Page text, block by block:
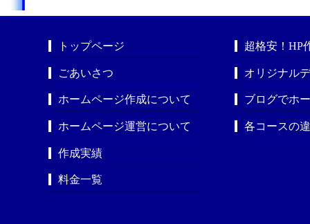
トップページ
ごあいさつ
ホームページ作成について
ホームページ運営について
作成実績
料金一覧
超格安！HP
オリジナル
ブログでホ
各コースの